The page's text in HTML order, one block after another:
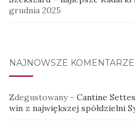
grudnia 2025
NAJNOWSZE KOMENTARZE
Zdegustowany- Cantine
win z największej spółdzielni